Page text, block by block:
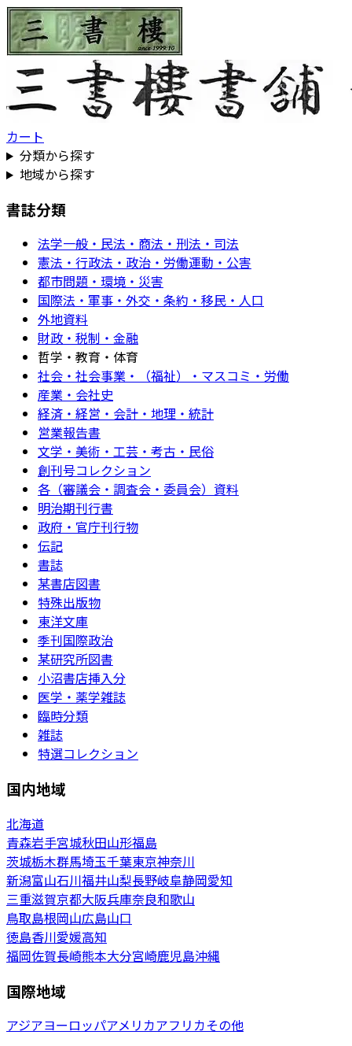
カート
分類から探す
地域から探す
書誌分類
法学一般・民法・商法・刑法・司法
憲法・行政法・政治・労働運動・公害
都市問題・環境・災害
国際法・軍事・外交・条約・移民・人口
外地資料
財政・税制・金融
哲学・教育・体育
社会・社会事業・（福祉）・マスコミ・労働
産業・会社史
経済・経営・会計・地理・統計
営業報告書
文学・美術・工芸・考古・民俗
創刊号コレクション
各（審議会・調査会・委員会）資料
明治期刊行書
政府・官庁刊行物
伝記
書誌
某書店図書
特殊出版物
東洋文庫
季刊国際政治
某研究所図書
小沼書店挿入分
医学・薬学雑誌
臨時分類
雑誌
特選コレクション
国内地域
北海道
青森岩手宮城秋田山形福島
茨城栃木群馬埼玉千葉東京神奈川
新潟富山石川福井山梨長野岐阜静岡愛知
三重滋賀京都大阪兵庫奈良和歌山
鳥取島根岡山広島山口
徳島香川愛媛高知
福岡佐賀長崎熊本大分宮崎鹿児島沖縄
国際地域
アジアヨーロッパアメリカアフリカその他